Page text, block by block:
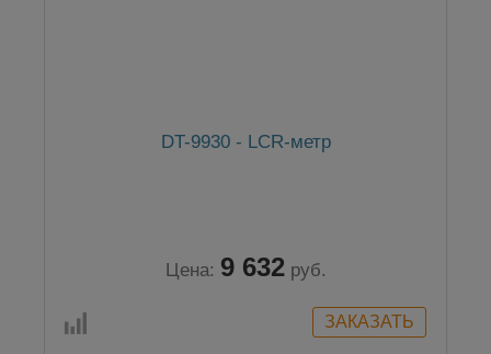
DT-9930 - LCR-метр
Цена: 9 632 руб.